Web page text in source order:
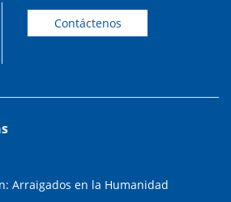
Contáctenos
Arraigados en la Humanidad